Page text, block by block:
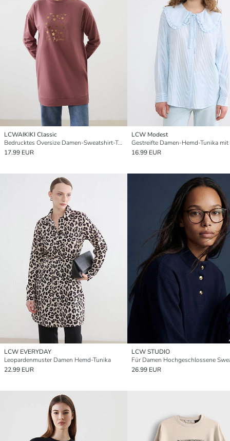
LCWAIKIKI Classic
Bedrucktes Oversize Damen-Sweatshirt-Tunika
17.99 EUR
LCW Modest
16.99 EUR
LCW EVERYDAY
Leopardenmuster Damen Hemd-Tunika
22.99 EUR
LCW STUDIO
26.99 EUR